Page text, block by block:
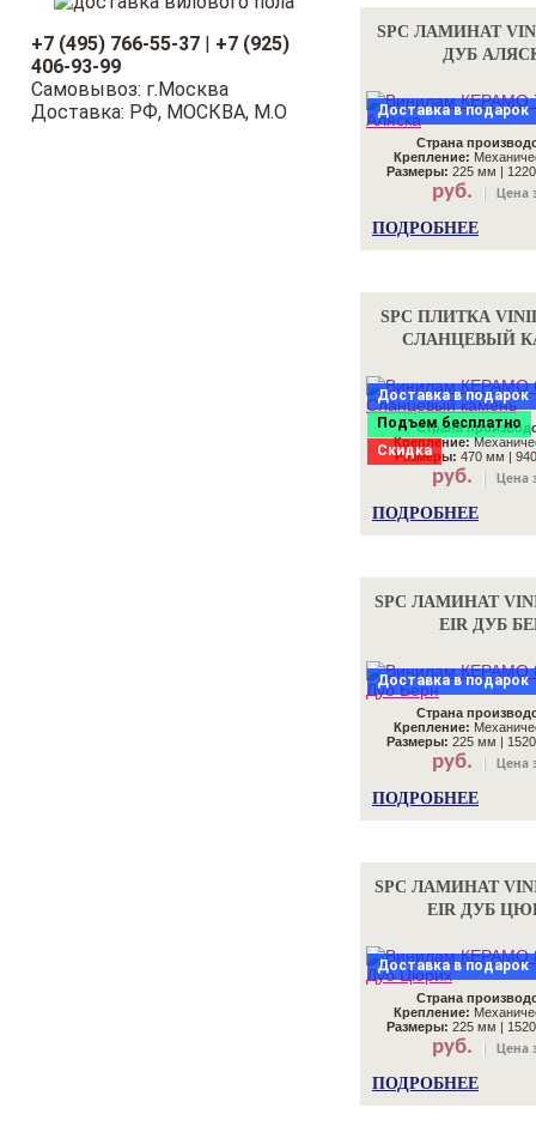
SPC ЛАМИНАТ
ДУБ
Доставка в подарок
Страна
Крепление:
Размеры: 225 мм |
руб. Цена
ПОДРОБНЕЕ
SPC ПЛИТКА
СЛАНЦЕВЫЙ
Доставка в подарок
Подъем бесплатно
Скидка
Страна
Крепление:
Размеры: 470 мм |
руб. Цена
ПОДРОБНЕЕ
SPC ЛАМИНАТ
EIR ДУБ
Доставка в подарок
Страна
Крепление:
Размеры: 225 мм |
руб. Цена
ПОДРОБНЕЕ
SPC ЛАМИНАТ
EIR ДУБ
Доставка в подарок
Страна
Крепление:
Размеры: 225 мм |
руб. Цена
ПОДРОБНЕЕ
+7 (495) 766-55-37 | +7 (925)
406-93-99
Самовывоз: г.Москва
Доставка: РФ, МОСКВА, М.О